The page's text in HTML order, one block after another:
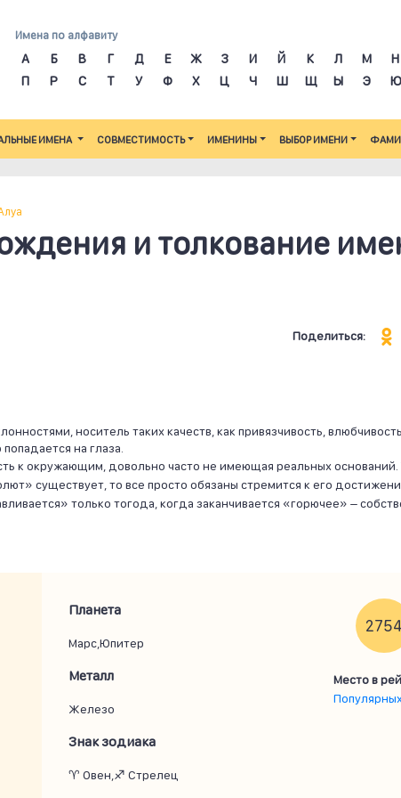
Имена по алфавиту
А Б В Г Д Е Ж З И Й К Л М Н
П
Р С Т У Ф Х Ц Ч Ш Щ Ы Э Ю
ИМЕНА СОВМЕСТИМОСТЬ ИМЕНИНЫ ВЫБОР ИМЕНИ
и толкование
Поделиться:
носитель таких качеств, как привязчивость, влюбчивость,
на глаза.
к окружающим, довольно часто не имеющая реальных оснований.
существует, то все просто обязаны стремится к его
только тогода, когда заканчивается «горючее» –
Планета
Марс,Юпитер
Металл
Железо
Знак зодиака
♈ Овен,♐ Стрелец
2754
Место в